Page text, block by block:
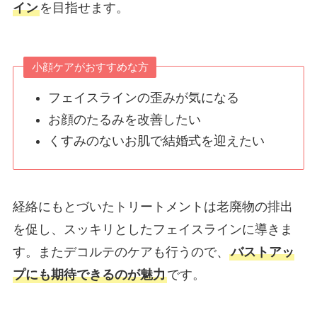
インを目指せます。
小顔ケアがおすすめな方
フェイスラインの歪みが気になる
お顔のたるみを改善したい
くすみのないお肌で結婚式を迎えたい
経絡にもとづいたトリートメントは老廃物の排出
を促し、スッキリとしたフェイスラインに導きま
す。またデコルテのケアも行うので、 バストアッ
プにも期待できるのが魅力です。